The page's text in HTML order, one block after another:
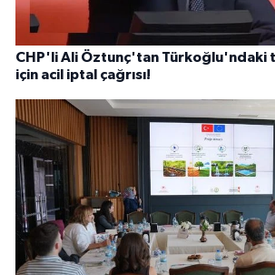
CHP'li Ali Öztunç'tan Türkoğlu'ndaki
için acil iptal çağrısı!